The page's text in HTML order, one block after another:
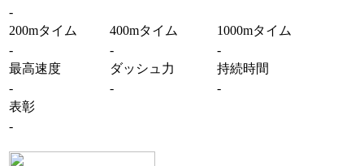
-
200mタイム
400mタイム
1000mタイム
-
-
-
最高速度
ダッシュ力
持続時間
-
-
-
表彰
-